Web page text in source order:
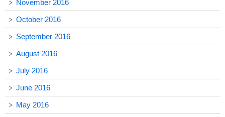
November 2016
October 2016
September 2016
August 2016
July 2016
June 2016
May 2016